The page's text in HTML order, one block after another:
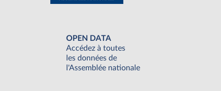
OPEN DATA
Accédez à toutes
les données de
l'Assemblée nationale